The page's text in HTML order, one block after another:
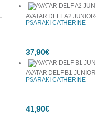
AVATAR DELF A2
PSARAKI CATHERINE
37,90€
AVATAR DELF B1
PSARAKI CATHERINE
41,90€